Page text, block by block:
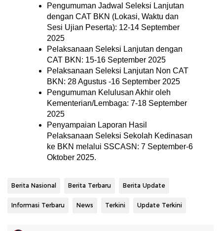
Pengumuman Jadwal Seleksi Lanjutan
dengan CAT BKN (Lokasi, Waktu dan
Sesi Ujian Peserta): 12-14 September
2025
Pelaksanaan Seleksi Lanjutan dengan
CAT BKN: 15-16 September 2025
Pelaksanaan Seleksi Lanjutan Non CAT
BKN: 28 Agustus -16 September 2025
Pengumuman Kelulusan Akhir oleh
Kementerian/Lembaga: 7-18 September
2025
Penyampaian Laporan Hasil
Pelaksanaan Seleksi Sekolah Kedinasan
ke BKN melalui SSCASN: 7 September-6
Oktober 2025.
Berita Nasional Berita Terbaru Berita Update
Informasi Terbaru News Terkini Update Terkini